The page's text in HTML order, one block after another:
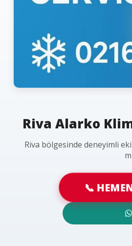
Riva Alarko
Riva bölgesinde deneyimli
📞